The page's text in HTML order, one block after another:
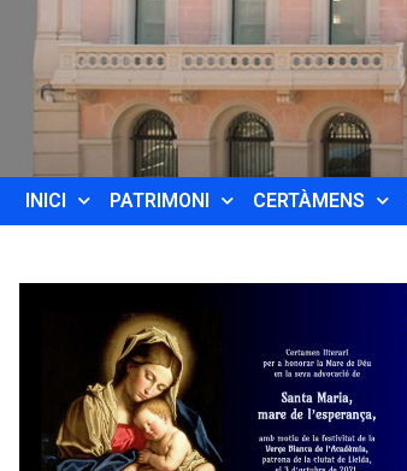
INICI PATRIMONI CERTÀMENS